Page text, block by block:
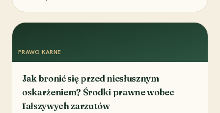
PRAWO KARNE
Jak bronić się przed niesłusznym
oskarżeniem? Środki prawne wobec
fałszywych zarzutów